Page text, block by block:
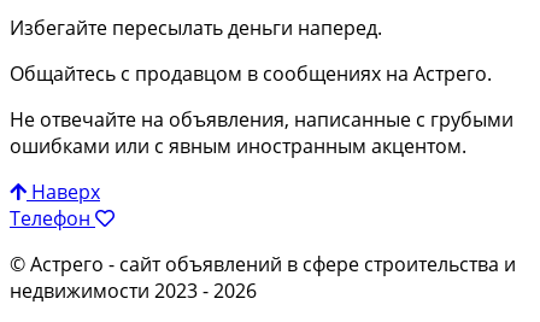
Избегайте пересылать деньги наперед.
Общайтесь с продавцом в сообщениях на Астрего.
Не отвечайте на объявления, написанные с грубыми
ошибками или с явным иностранным акцентом.
Наверх
Телефон
© Астрего - сайт объявлений в сфере строительства и
недвижимости 2023 - 2026